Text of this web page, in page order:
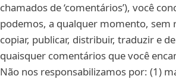
chamados de ‘comentários’), você
podemos, a qualquer momento, sem
copiar, publicar, distribuir, traduzir e
quaisquer comentários que você
Não nos responsabilizamos por: (1)